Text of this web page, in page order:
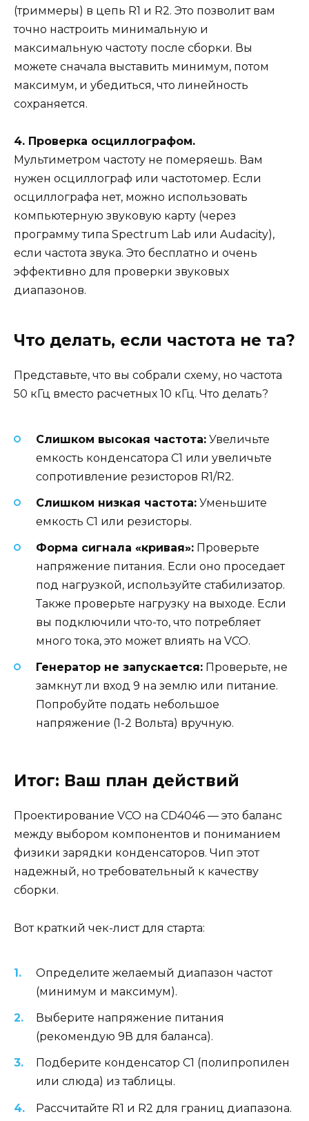
(триммеры) в цепь R1 и R2. Это позволит вам
точно настроить минимальную и
максимальную частоту после сборки. Вы
можете сначала выставить минимум, потом
максимум, и убедиться, что линейность
сохраняется.
4. Проверка осциллографом.
Мультиметром частоту не померяешь. Вам
нужен осциллограф или частотомер. Если
осциллографа нет, можно использовать
компьютерную звуковую карту (через
программу типа Spectrum Lab или Audacity),
если частота звука. Это бесплатно и очень
эффективно для проверки звуковых
диапазонов.
Что делать, если частота не та?
Представьте, что вы собрали схему, но частота
50 кГц вместо расчетных 10 кГц. Что делать?
Слишком высокая частота: Увеличьте
емкость конденсатора C1 или увеличьте
сопротивление резисторов R1/R2.
Слишком низкая частота: Уменьшите
емкость C1 или резисторы.
Форма сигнала «кривая»: Проверьте
напряжение питания. Если оно проседает
под нагрузкой, используйте стабилизатор.
Также проверьте нагрузку на выходе. Если
вы подключили что-то, что потребляет
много тока, это может влиять на VCO.
Генератор не запускается: Проверьте, не
замкнут ли вход 9 на землю или питание.
Попробуйте подать небольшое
напряжение (1-2 Вольта) вручную.
Итог: Ваш план действий
Проектирование VCO на CD4046 — это баланс
между выбором компонентов и пониманием
физики зарядки конденсаторов. Чип этот
надежный, но требовательный к качеству
сборки.
Вот краткий чек-лист для старта:
Определите желаемый диапазон частот
(минимум и максимум).
Выберите напряжение питания
(рекомендую 9В для баланса).
Подберите конденсатор C1 (полипропилен
или слюда) из таблицы.
Рассчитайте R1 и R2 для границ диапазона.